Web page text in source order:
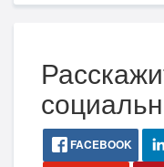
FACEBOOK